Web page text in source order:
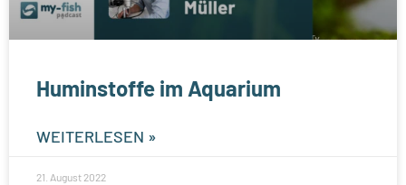
Huminstoffe im Aquarium
WEITERLESEN »
21. August 2022